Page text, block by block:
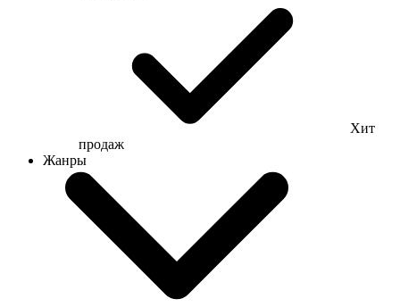
Хит
продаж
Жанры